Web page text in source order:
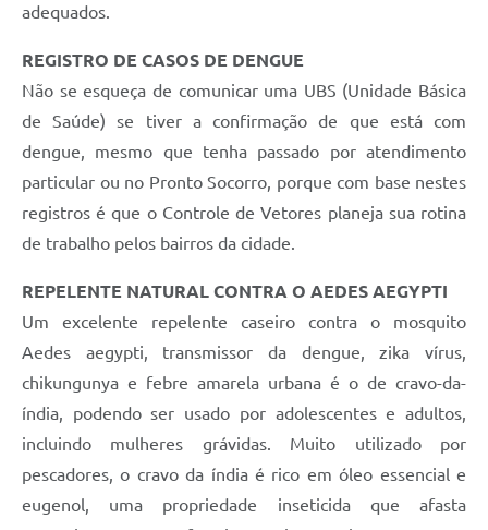
adequados.
REGISTRO DE CASOS DE DENGUE
Não se esqueça de comunicar uma UBS (Unidade Básica
de Saúde) se tiver a confirmação de que está com
dengue, mesmo que tenha passado por atendimento
particular ou no Pronto Socorro, porque com base nestes
registros é que o Controle de Vetores planeja sua rotina
de trabalho pelos bairros da cidade.
REPELENTE NATURAL CONTRA O AEDES AEGYPTI
Um excelente repelente caseiro contra o mosquito
Aedes aegypti, transmissor da dengue, zika vírus,
chikungunya e febre amarela urbana é o de cravo-da-
índia, podendo ser usado por adolescentes e adultos,
incluindo mulheres grávidas. Muito utilizado por
pescadores, o cravo da índia é rico em óleo essencial e
eugenol, uma propriedade inseticida que afasta